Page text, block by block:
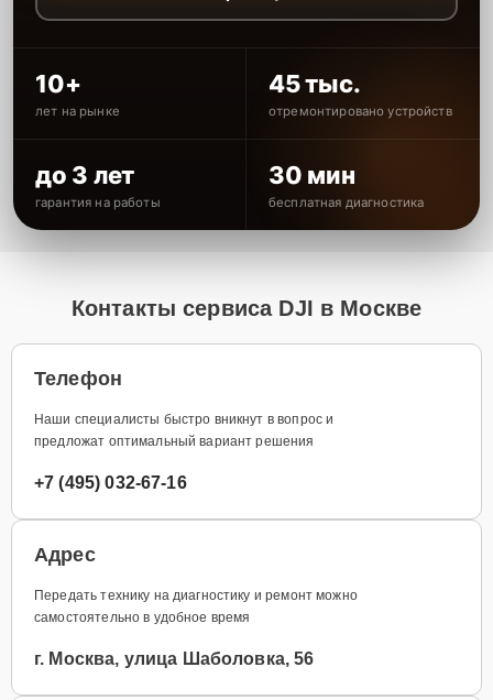
10+
лет на рынке
45 тыс.
отремонтировано устройств
до 3 лет
гарантия на работы
30 мин
бесплатная диагностика
Контакты сервиса DJI в Москве
Телефон
Наши специалисты быстро вникнут в вопрос и
предложат оптимальный вариант решения
+7 (495) 032-67-16
Адрес
Передать технику на диагностику и ремонт можно
самостоятельно в удобное время
г. Москва, улица Шаболовка, 56